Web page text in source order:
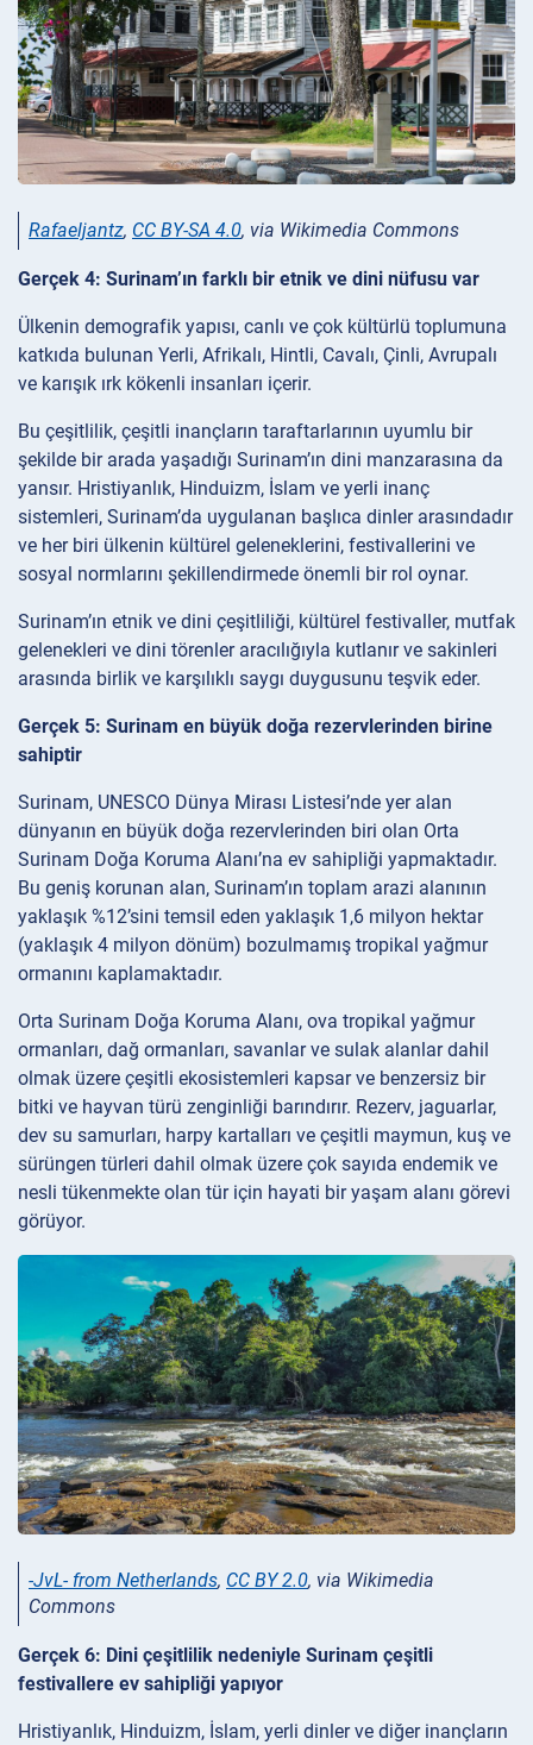
Rafaeljantz, CC BY-SA 4.0, via Wikimedia Commons
Gerçek 4: Surinam’ın farklı bir etnik ve dini nüfusu var
Ülkenin demografik yapısı, canlı ve çok kültürlü toplumuna
katkıda bulunan Yerli, Afrikalı, Hintli, Cavalı, Çinli, Avrupalı
ve karışık ırk kökenli insanları içerir.
Bu çeşitlilik, çeşitli inançların taraftarlarının uyumlu bir
şekilde bir arada yaşadığı Surinam’ın dini manzarasına da
yansır. Hristiyanlık, Hinduizm, İslam ve yerli inanç
sistemleri, Surinam’da uygulanan başlıca dinler arasındadır
ve her biri ülkenin kültürel geleneklerini, festivallerini ve
sosyal normlarını şekillendirmede önemli bir rol oynar.
Surinam’ın etnik ve dini çeşitliliği, kültürel festivaller, mutfak
gelenekleri ve dini törenler aracılığıyla kutlanır ve sakinleri
arasında birlik ve karşılıklı saygı duygusunu teşvik eder.
Gerçek 5: Surinam en büyük doğa rezervlerinden birine
sahiptir
Surinam, UNESCO Dünya Mirası Listesi’nde yer alan
dünyanın en büyük doğa rezervlerinden biri olan Orta
Surinam Doğa Koruma Alanı’na ev sahipliği yapmaktadır.
Bu geniş korunan alan, Surinam’ın toplam arazi alanının
yaklaşık %12’sini temsil eden yaklaşık 1,6 milyon hektar
(yaklaşık 4 milyon dönüm) bozulmamış tropikal yağmur
ormanını kaplamaktadır.
Orta Surinam Doğa Koruma Alanı, ova tropikal yağmur
ormanları, dağ ormanları, savanlar ve sulak alanlar dahil
olmak üzere çeşitli ekosistemleri kapsar ve benzersiz bir
bitki ve hayvan türü zenginliği barındırır. Rezerv, jaguarlar,
dev su samurları, harpy kartalları ve çeşitli maymun, kuş ve
sürüngen türleri dahil olmak üzere çok sayıda endemik ve
nesli tükenmekte olan tür için hayati bir yaşam alanı görevi
görüyor.
-JvL- from Netherlands, CC BY 2.0, via Wikimedia
Commons
Gerçek 6: Dini çeşitlilik nedeniyle Surinam çeşitli
festivallere ev sahipliği yapıyor
Hristiyanlık, Hinduizm, İslam, yerli dinler ve diğer inançların